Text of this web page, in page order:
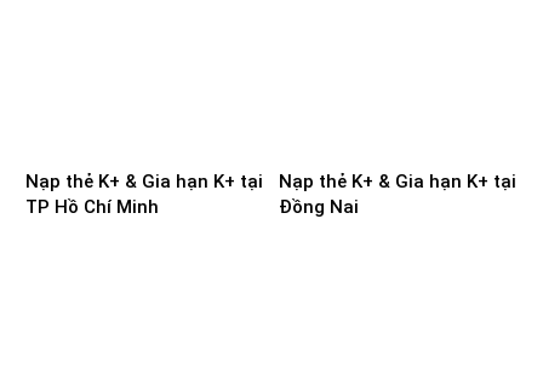
Nạp thẻ K+ & Gia hạn K+ tại
TP Hồ Chí Minh
Nạp thẻ K+ & Gia hạn K+ tại
Đồng Nai